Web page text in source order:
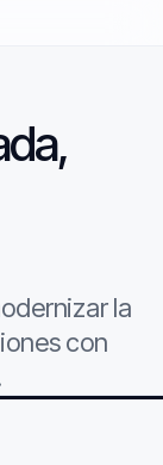
la
con